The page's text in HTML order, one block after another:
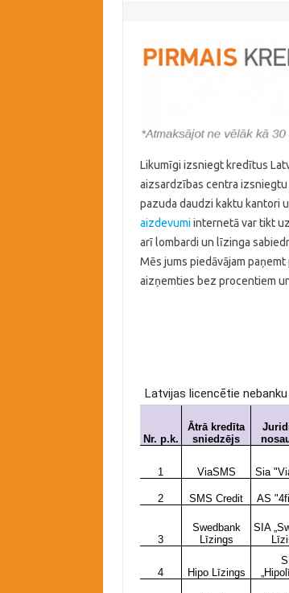
Likumīgi izsniegt kredītus
aizsardzības centra izsniegtu
pazuda daudzi kaktu kantori
aizdevumiinternetā var tikt
arī lombardi un līzinga
Mēs jums piedāvājam
aizņemties bez procentiem